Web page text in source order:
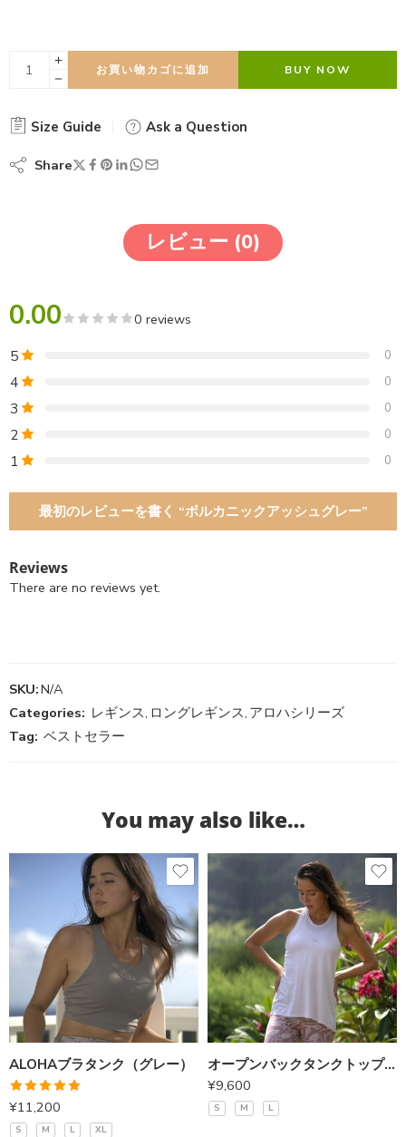
お買い物カゴに追加 BUY NOW
Size Guide Ask a Question
Share
レビュー (0)
0.00 0 reviews
5 0
4 0
3 0
2 0
1 0
最初のレビューを書く “ボルカニックアッシュグレー”
Reviews
There are no reviews yet.
SKU:N/A
Categories: レギンス, ロングレギンス, アロハシリーズ
Tag: ベストセラー
You may also like…
ALOHAブラタンク（グレー）
5段階中
5.00の評価
¥11,200
S M L XL
オープンバックタンクトップ（白）
¥9,600
S M L